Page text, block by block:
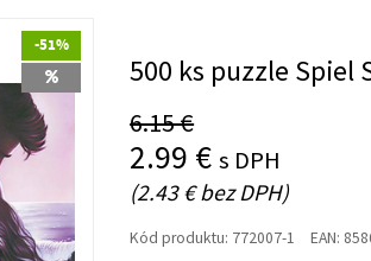
-51%
500 ks puzzle Spiel
6.15 €
2.99 €s DPH
(2.43 € bez DPH)
Kód produktu: 772007-1 EAN: